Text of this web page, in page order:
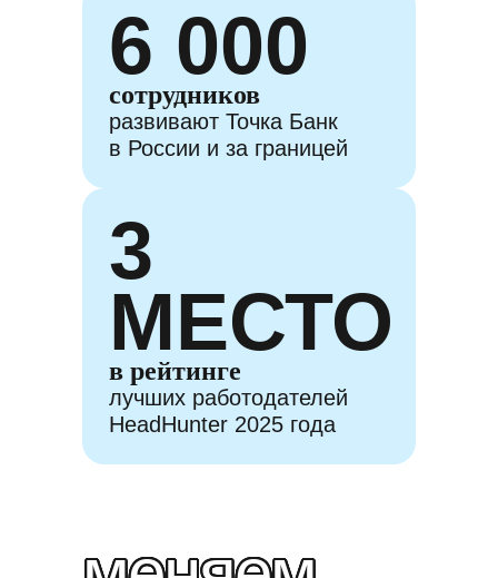
6 000
сотрудников
развивают Точка Банк
в России и за границей
3
МЕСТО
в рейтинге
лучших работодателей
HeadHunter 2025 года